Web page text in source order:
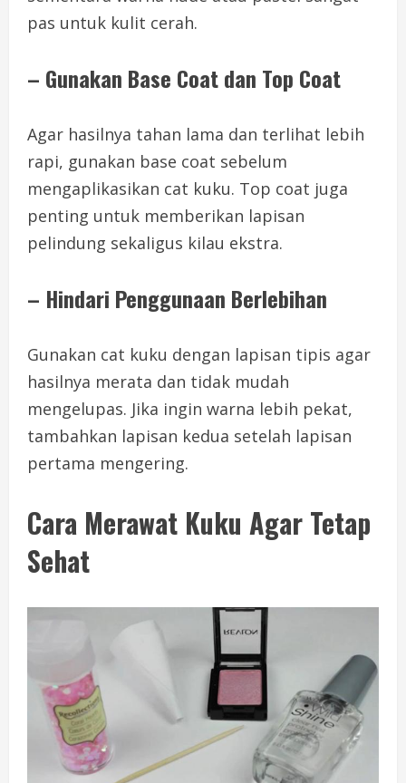
pas untuk kulit cerah.
– Gunakan Base Coat dan Top Coat
Agar hasilnya tahan lama dan terlihat lebih
rapi, gunakan base coat sebelum
mengaplikasikan cat kuku. Top coat juga
penting untuk memberikan lapisan
pelindung sekaligus kilau ekstra.
– Hindari Penggunaan Berlebihan
Gunakan cat kuku dengan lapisan tipis agar
hasilnya merata dan tidak mudah
mengelupas. Jika ingin warna lebih pekat,
tambahkan lapisan kedua setelah lapisan
pertama mengering.
Cara Merawat Kuku Agar Tetap
Sehat